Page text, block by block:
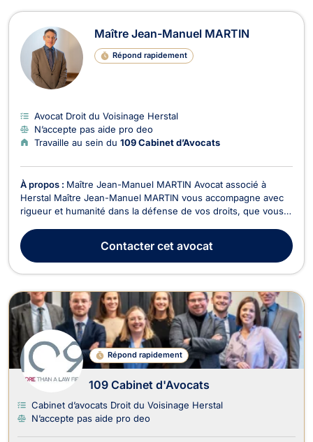
Maître Jean-Manuel MARTIN
Répond rapidement
Avocat Droit du Voisinage Herstal
N’accepte pas aide pro deo
Travaille au sein du 109 Cabinet d’Avocats
À propos : Maître Jean-Manuel MARTIN Avocat associé à
Herstal Maître Jean-Manuel MARTIN vous accompagne avec
rigueur et humanité dans la défense de vos droits, que vous
complexe. Domaines d’intervention : Dommage corporel &
responsabilité civile : accidents, agressions,...
Contactercet avocat
Répond rapidement
109 Cabinet d'Avocats
Cabinet d’avocats Droit du Voisinage Herstal
N’accepte pas aide pro deo